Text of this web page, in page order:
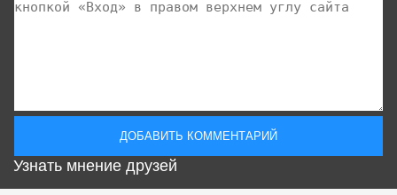
Узнать мнение друзей